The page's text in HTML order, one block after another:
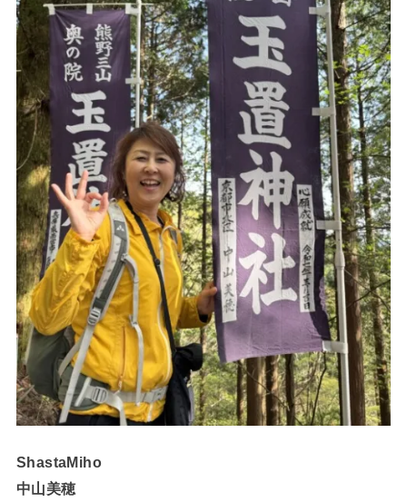
ShastaMiho
中山美穂